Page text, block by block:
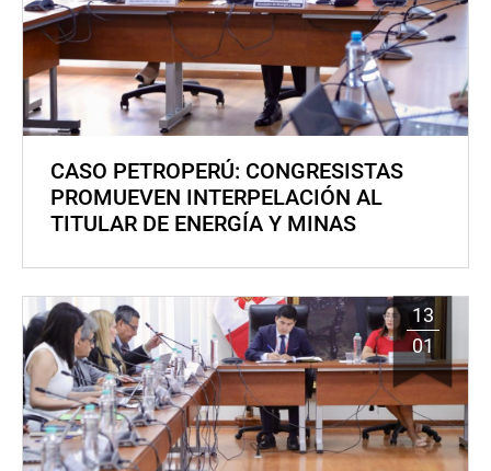
CASO PETROPERÚ: CONGRESISTAS
PROMUEVEN INTERPELACIÓN AL
TITULAR DE ENERGÍA Y MINAS
13
01